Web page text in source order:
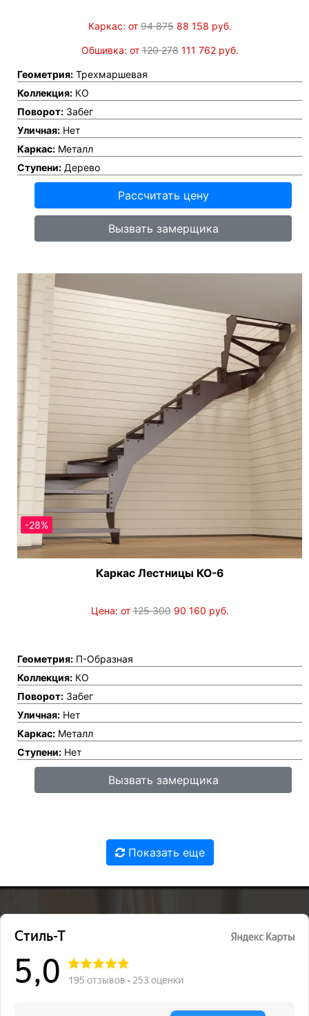
Каркас: от94 875 88 158 руб.
Обшивка: от120 278 111 762руб.
Геометрия: Трехмаршевая
Коллекция: КО
Поворот: Забег
Уличная: Нет
Каркас: Металл
Ступени: Дерево
Рассчитать цену
Вызвать замерщика
-28%
Каркас Лестницы КО-6
Цена: от125 300 90 160 руб.
Геометрия: П-Образная
Коллекция: КО
Поворот: Забег
Уличная: Нет
Каркас: Металл
Ступени: Нет
Вызвать замерщика
Показать еще